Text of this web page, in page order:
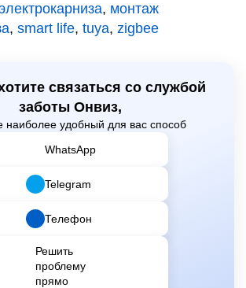
, монтаж
, smart life, tuya, zigbee
связаться со службой
заботы Онвиз,
наиболее удобный для вас способ
WhatsApp
Telegram
Телефон
Решить
проблему
прямо